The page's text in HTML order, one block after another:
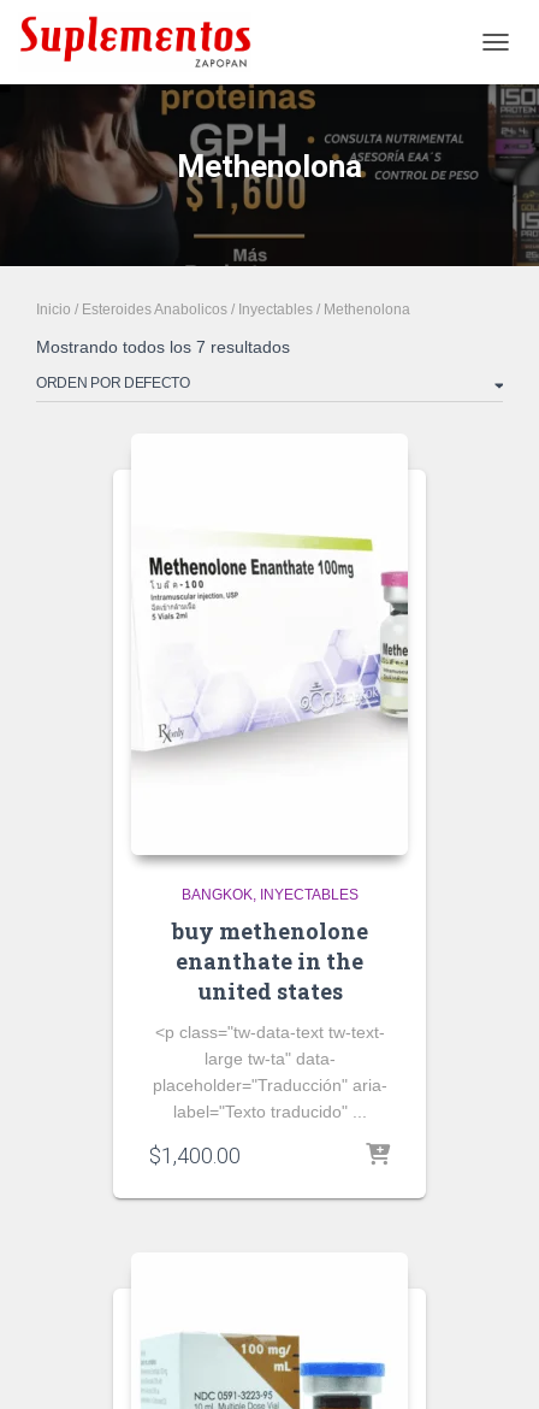
Methenolona
Inicio / Esteroides Anabolicos / Inyectables / Methenolona
Mostrando todos los 7 resultados
BANGKOK INYECTABLES
buy methenolone
enanthate in the
united states
<p class="tw-data-text tw-text-
large tw-ta" data-
placeholder="Traducción" aria-
label="Texto traducido" ...
$1,400.00